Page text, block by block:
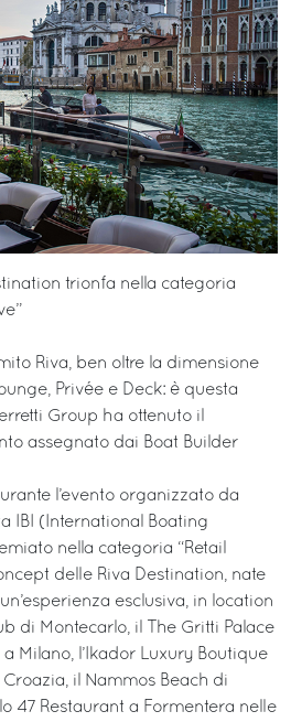
trionfa nella categoria
Riva, ben oltre la dimensione
Privée e Deck: è questa
Group ha ottenuto il
assegnato dai Boat Builder
l’evento organizzato da
IBI (International Boating
nella categoria “Retail
delle Riva Destination, nate
esclusiva, in location
di Montecarlo, il The Gritti Palace
Milano, l’Ikador Luxury Boutique
Croazia, il Nammos Beach di
47 Restaurant a Formentera nelle